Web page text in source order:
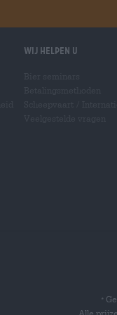
Wij helpen u
*
Alle